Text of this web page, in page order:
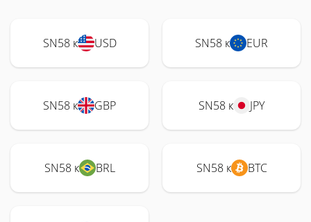
SN58 к USD SN58 к EUR
SN58 к GBP SN58 к JPY
SN58 к BRL SN58 к BTC